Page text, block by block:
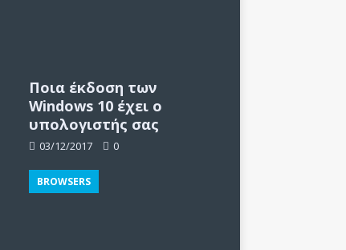
Ποια έκδοση των
Windows 10 έχει ο
υπολογιστής σας
03/12/2017 0
BROWSERS